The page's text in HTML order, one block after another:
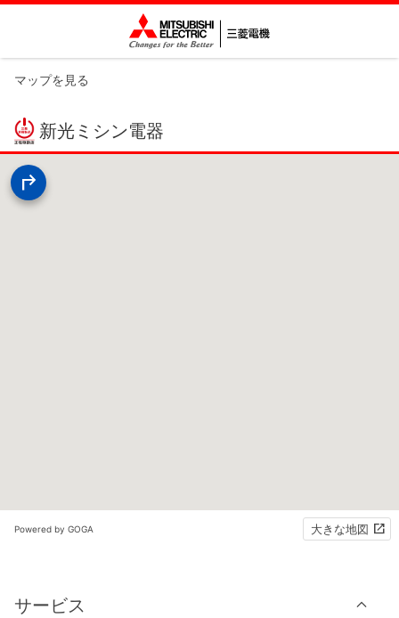
マップを見る
新光ミシン電器
Powered by GOGA 大きな地図
サービス